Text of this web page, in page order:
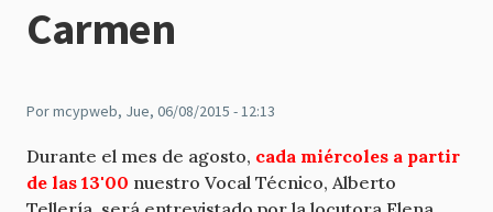
Carmen
Pormcypweb, Jue, 06/08/2015 - 12:13
Durante el mes de agosto, cada miércoles a partir
de las 13'00 nuestro Vocal Técnico, Alberto